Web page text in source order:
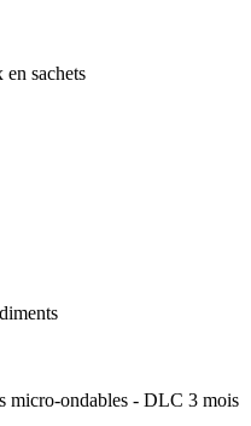
en sachets
micro-ondables - DLC 3 mois